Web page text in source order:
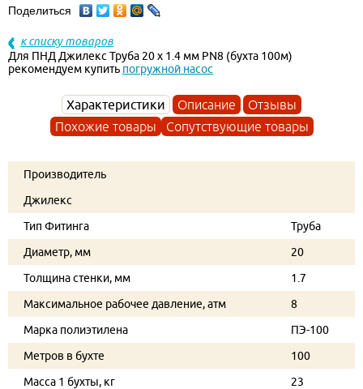
Поделиться
к списку товаров
Для ПНД Джилекс Труба 20 х 1.4 мм PN8 (бухта 100м)
рекомендуем купить погружной насос
Характеристики Описание
Отзывы
Похожие товары
Сопутствующие товары
Производитель
Джилекс
Тип Фитинга
Труба
Диаметр, мм
20
Толщина стенки, мм
1.7
Максимальное рабочее давление, атм
8
Марка полиэтилена
ПЭ-100
Метров в бухте
100
Масса 1 бухты, кг
23